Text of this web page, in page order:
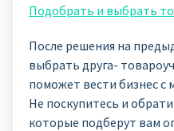
Подобрать и выбрать
После решения на
выбрать друга-
поможет вести бизнес
Не поскупитесь и
которые подберут вам